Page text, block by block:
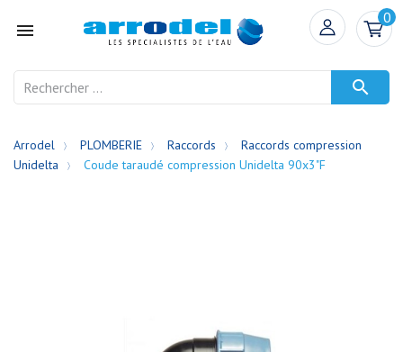

0

Arrodel PLOMBERIE Raccords
Raccords compression
Unidelta
Coude taraudé compression Unidelta 90x3"F